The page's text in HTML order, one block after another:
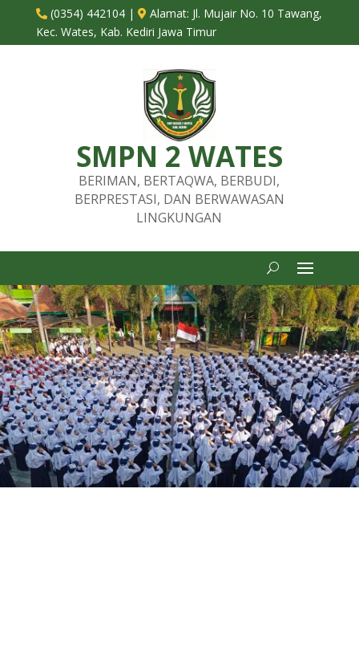
 (0354) 442104|  Alamat: Jl. Mujair No. 10 Tawang,
Kec. Wates, Kab. Kediri Jawa Timur
SMPN 2 WATES
BERIMAN, BERTAQWA, BERBUDI,
BERPRESTASI, DAN BERWAWASAN
LINGKUNGAN